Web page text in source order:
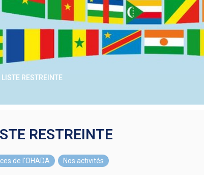
RESTREINTE
RESTREINTE
de l'OHADA Nos activités